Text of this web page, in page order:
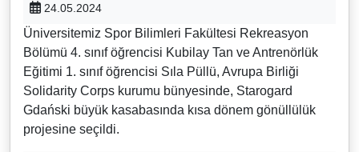
24.05.2024
Üniversitemiz Spor Bilimleri Fakültesi Rekreasyon
Bölümü 4. sınıf öğrencisi Kubilay Tan ve Antrenörlük
Eğitimi 1. sınıf öğrencisi Sıla Püllü, Avrupa Birliği
Solidarity Corps kurumu bünyesinde, Starogard
Gdański büyük kasabasında kısa dönem gönüllülük
projesine seçildi.